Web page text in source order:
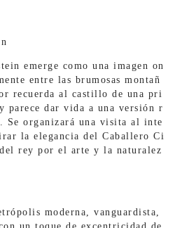
emerge como una imagen on
entre las brumosas montañ
recuerda al castillo de una pri
parece dar vida a una versión r
Se organizará una visita al inte
la elegancia del Caballero Ci
rey por el arte y la naturalez
moderna, vanguardista,